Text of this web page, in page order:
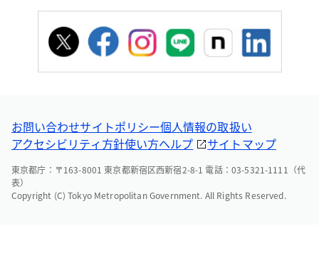
お問い合わせサイトポリシー個人情報の取扱い
アクセシビリティ方針使い方ヘルプ サイトマップ
東京都庁：〒163-8001 東京都新宿区西新宿2-8-1 電話：03-5321-1111（代
表）
Copyright (C) Tokyo Metropolitan Government. All Rights Reserved.